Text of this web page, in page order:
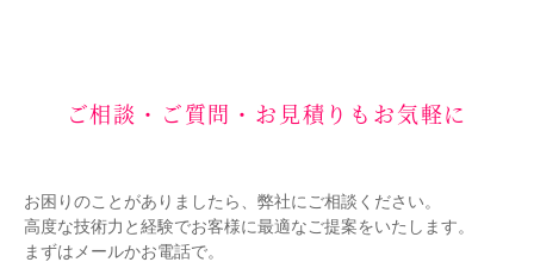
ご相談・ご質問・お見積りもお気軽に
お困りのことがありましたら、弊社にご相談ください。
高度な技術力と経験でお客様に最適なご提案をいたします。
まずはメールかお電話で。